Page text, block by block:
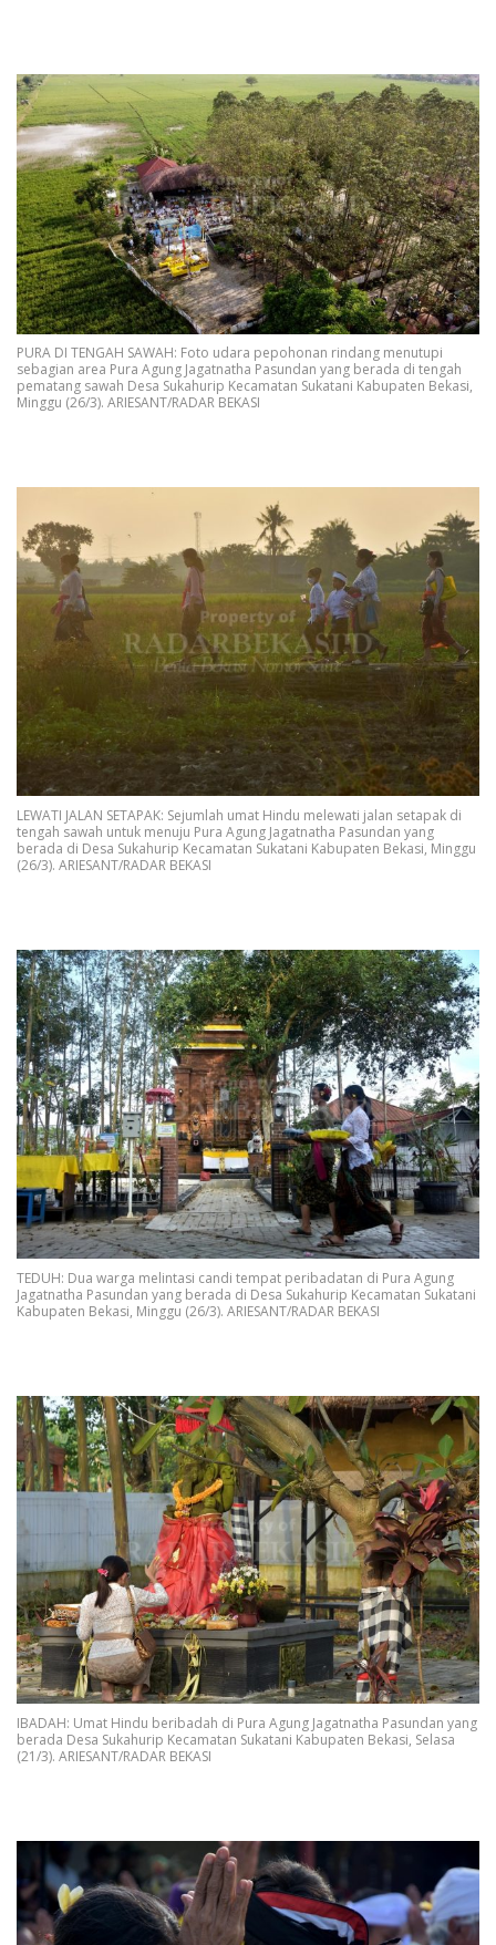
PURA DI TENGAH SAWAH: Foto udara pepohonan rindang menutupi
sebagian area Pura Agung Jagatnatha Pasundan yang berada di tengah
pematang sawah Desa Sukahurip Kecamatan Sukatani Kabupaten Bekasi,
Minggu (26/3). ARIESANT/RADAR BEKASI
LEWATI JALAN SETAPAK: Sejumlah umat Hindu melewati jalan setapak di
tengah sawah untuk menuju Pura Agung Jagatnatha Pasundan yang
berada di Desa Sukahurip Kecamatan Sukatani Kabupaten Bekasi, Minggu
(26/3). ARIESANT/RADAR BEKASI
TEDUH: Dua warga melintasi candi tempat peribadatan di Pura Agung
Jagatnatha Pasundan yang berada di Desa Sukahurip Kecamatan Sukatani
Kabupaten Bekasi, Minggu (26/3). ARIESANT/RADAR BEKASI
IBADAH: Umat Hindu beribadah di Pura Agung Jagatnatha Pasundan yang
berada Desa Sukahurip Kecamatan Sukatani Kabupaten Bekasi, Selasa
(21/3). ARIESANT/RADAR BEKASI